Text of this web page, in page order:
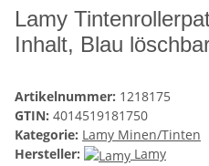
Lamy
Inhalt, Blau
Artikelnummer: 1218175
GTIN: 4014519181750
Kategorie: Lamy Minen/Tinten
Hersteller:
Lamy